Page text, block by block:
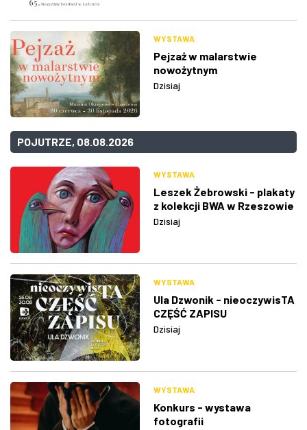
WYSTAWA
Pejzaż w malarstwie
nowożytnym
Dzisiaj
POJUTRZE, 08.08.2026
WYSTAWA
Leszek Żebrowski - plakaty
z kolekcji BWA w Rzeszowie
Dzisiaj
WYSTAWA
Ula Dzwonik - nieoczywisTA
CZĘŚĆ ZAPISU
Dzisiaj
WYSTAWA
Konkurs - wystawa
fotografii